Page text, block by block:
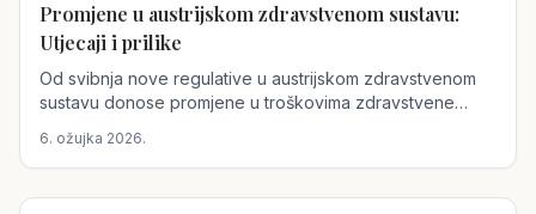
Promjene u austrijskom zdravstvenom sustavu:
Utjecaji i prilike
Od svibnja nove regulative u austrijskom zdravstvenom
sustavu donose promjene u troškovima zdravstvene
prijevoze može utjecati na pristup zdravstvenoj skrbi,
dok nedostatak tjelesne aktivnosti pogoršava
zdravstvene probleme.
6. ožujka 2026.